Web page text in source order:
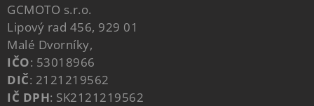
GCMOTO s.r.o.
Lipový rad 456, 929 01
Malé Dvorníky,
IČO: 53018966
DIČ: 2121219562
IČ DPH: SK2121219562